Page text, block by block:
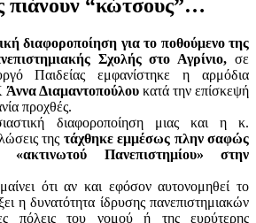
πιάνουν “κώτσους”…
διαφοροποίηση για το ποθούμενο της
Σχολής στο Αγρίνιο, σε
Παιδείας εμφανίστηκε η αρμόδια
Άννα Διαμαντοπούλου κατά την επίσκεψή
προχθές.
διαφοροποίηση μιας και η κ.
της τάχθηκε εμμέσως πλην σαφώς
Πανεπιστημίου» στην
ότι αν και εφόσον αυτονομηθεί το
η δυνατότητα ίδρυσης πανεπιστημιακών
πόλεις του νομού ή της ευρύτερης